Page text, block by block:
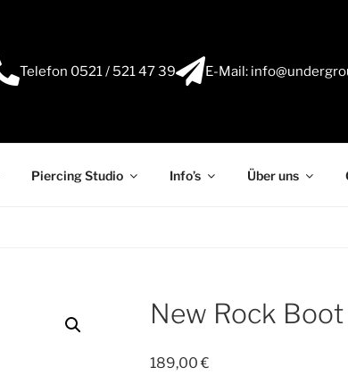
Telefon 0521 / 521 47 39 E-Mail:
Piercing Studio Info’s Über uns
New Rock Boot
189,00€